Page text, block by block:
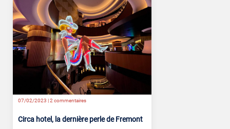
07/02/2023 |2 commentaires
Circa hotel, la dernière perle de Fremont